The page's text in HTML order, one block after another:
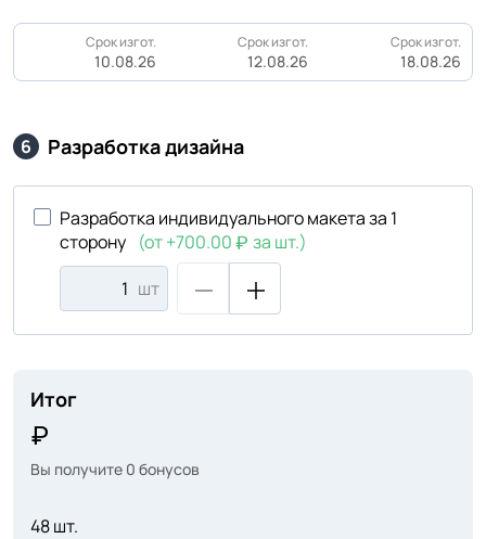
Срок изгот.
10.08.26
Срок изгот.
12.08.26
Срок изгот.
18.08.26
6 Разработка дизайна
Разработка индивидуального макета за 1
сторону (от +700.00
за шт.)
шт
Итог
Вы получите 0 бонусов
48 шт.